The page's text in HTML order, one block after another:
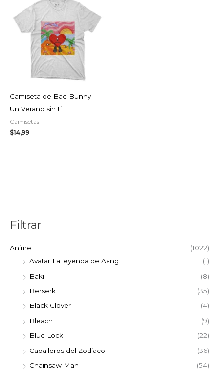
Filtrar
Anime
(1022)
Avatar La leyenda de Aang
(1)
Baki
(8)
Berserk
(35)
Black Clover
(4)
Bleach
(9)
Blue Lock
(22)
Caballeros del Zodiaco
(36)
Chainsaw Man
(54)
Camiseta de Bad Bunny –
Un Verano sin ti
Camisetas
$14,99